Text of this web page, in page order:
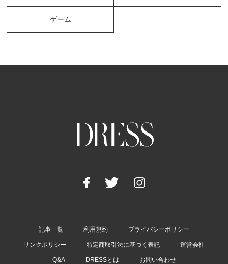
ゲーム
記事一覧 利用規約 プライバシーポリシー
リンクポリシー 特定商取引法に基づく表記 運営会社
Q&A DRESSとは お問い合わせ